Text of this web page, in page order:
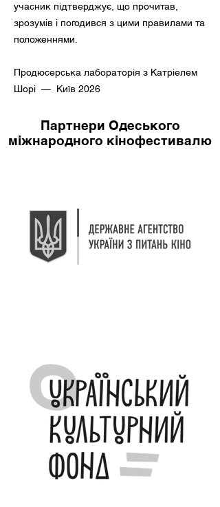
учасник підтверджує, що прочитав,
зрозумів і погодився з цими правилами та
положеннями.
Продюсерська лабораторія з Катріелем
Шорі — Київ 2026
Партнери Одеського
міжнародного кінофестивалю